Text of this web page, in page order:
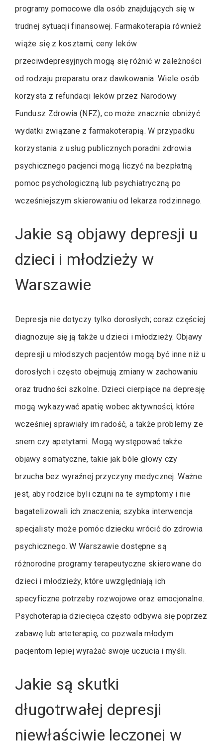
programy pomocowe dla osób znajdujących się w
trudnej sytuacji finansowej. Farmakoterapia również
wiąże się z kosztami; ceny leków
przeciwdepresyjnych mogą się różnić w zależności
od rodzaju preparatu oraz dawkowania. Wiele osób
korzysta z refundacji leków przez Narodowy
Fundusz Zdrowia (NFZ), co może znacznie obniżyć
wydatki związane z farmakoterapią. W przypadku
korzystania z usług publicznych poradni zdrowia
psychicznego pacjenci mogą liczyć na bezpłatną
pomoc psychologiczną lub psychiatryczną po
wcześniejszym skierowaniu od lekarza rodzinnego.
Jakie są objawy depresji u
dzieci i młodzieży w
Warszawie
Depresja nie dotyczy tylko dorosłych; coraz częściej
diagnozuje się ją także u dzieci i młodzieży. Objawy
depresji u młodszych pacjentów mogą być inne niż u
dorosłych i często obejmują zmiany w zachowaniu
oraz trudności szkolne. Dzieci cierpiące na depresję
mogą wykazywać apatię wobec aktywności, które
wcześniej sprawiały im radość, a także problemy ze
snem czy apetytami. Mogą występować także
objawy somatyczne, takie jak bóle głowy czy
brzucha bez wyraźnej przyczyny medycznej. Ważne
jest, aby rodzice byli czujni na te symptomy i nie
bagatelizowali ich znaczenia; szybka interwencja
specjalisty może pomóc dziecku wrócić do zdrowia
psychicznego. W Warszawie dostępne są
różnorodne programy terapeutyczne skierowane do
dzieci i młodzieży, które uwzględniają ich
specyficzne potrzeby rozwojowe oraz emocjonalne.
Psychoterapia dziecięca często odbywa się poprzez
zabawę lub arteterapię, co pozwala młodym
pacjentom lepiej wyrażać swoje uczucia i myśli.
Jakie są skutki
długotrwałej depresji
niewłaściwie leczonej w